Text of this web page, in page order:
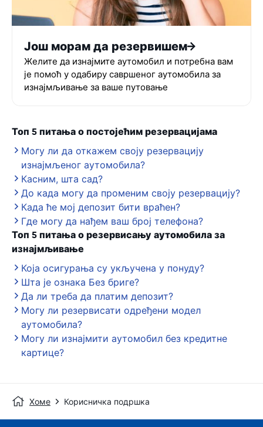
Још морам да резервишем
Желите да изнајмите аутомобил и потребна вам
је помоћ у одабиру савршеног аутомобила за
изнајмљивање за ваше путовање
Топ 5 питања о постојећим резервацијама
Могу ли да откажем своју резервацију
изнајмљеног аутомобила?
Касним, шта сад?
До када могу да променим своју резервацију?
Када ће мој депозит бити враћен?
Где могу да нађем ваш број телефона?
Топ 5 питања о резервисању аутомобила за
изнајмљивање
Која осигурања су укључена у понуду?
Шта је ознака Без бриге?
Да ли треба да платим депозит?
Могу ли резервисати одређени модел
аутомобила?
Могу ли изнајмити аутомобил без кредитне
картице?
Хоме Корисничка подршка